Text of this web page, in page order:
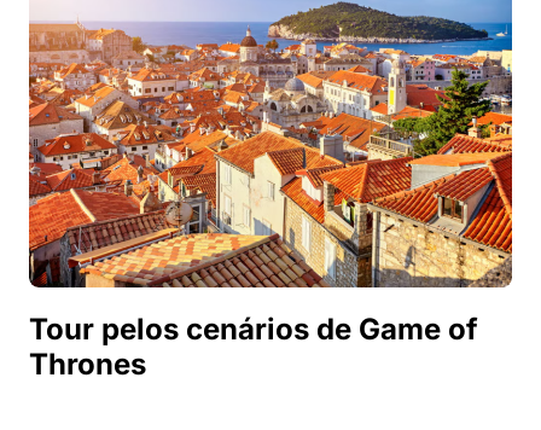
Tour pelos cenários de Game of
Thrones